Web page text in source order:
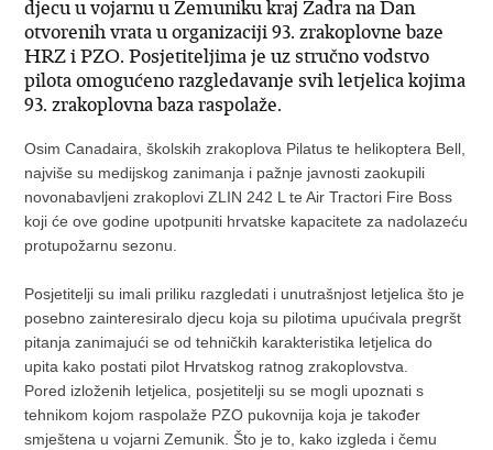
djecu u vojarnu u Zemuniku kraj Zadra na Dan
otvorenih vrata u organizaciji 93. zrakoplovne baze
HRZ i PZO. Posjetiteljima je uz stručno vodstvo
pilota omogućeno razgledavanje svih letjelica kojima
93. zrakoplovna baza raspolaže.
Osim Canadaira, školskih zrakoplova Pilatus te helikoptera Bell,
najviše su medijskog zanimanja i pažnje javnosti zaokupili
novonabavljeni zrakoplovi ZLIN 242 L te Air Tractori Fire Boss
koji će ove godine upotpuniti hrvatske kapacitete za nadolazeću
protupožarnu sezonu.
Posjetitelji su imali priliku razgledati i unutrašnjost letjelica što je
posebno zainteresiralo djecu koja su pilotima upućivala pregršt
pitanja zanimajući se od tehničkih karakteristika letjelica do
upita kako postati pilot Hrvatskog ratnog zrakoplovstva.
Pored izloženih letjelica, posjetitelji su se mogli upoznati s
tehnikom kojom raspolaže PZO pukovnija koja je također
smještena u vojarni Zemunik. Što je to, kako izgleda i čemu